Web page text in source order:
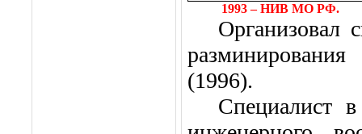
1993 – НИВ МО РФ.
Организовал
(1996).
Специалист